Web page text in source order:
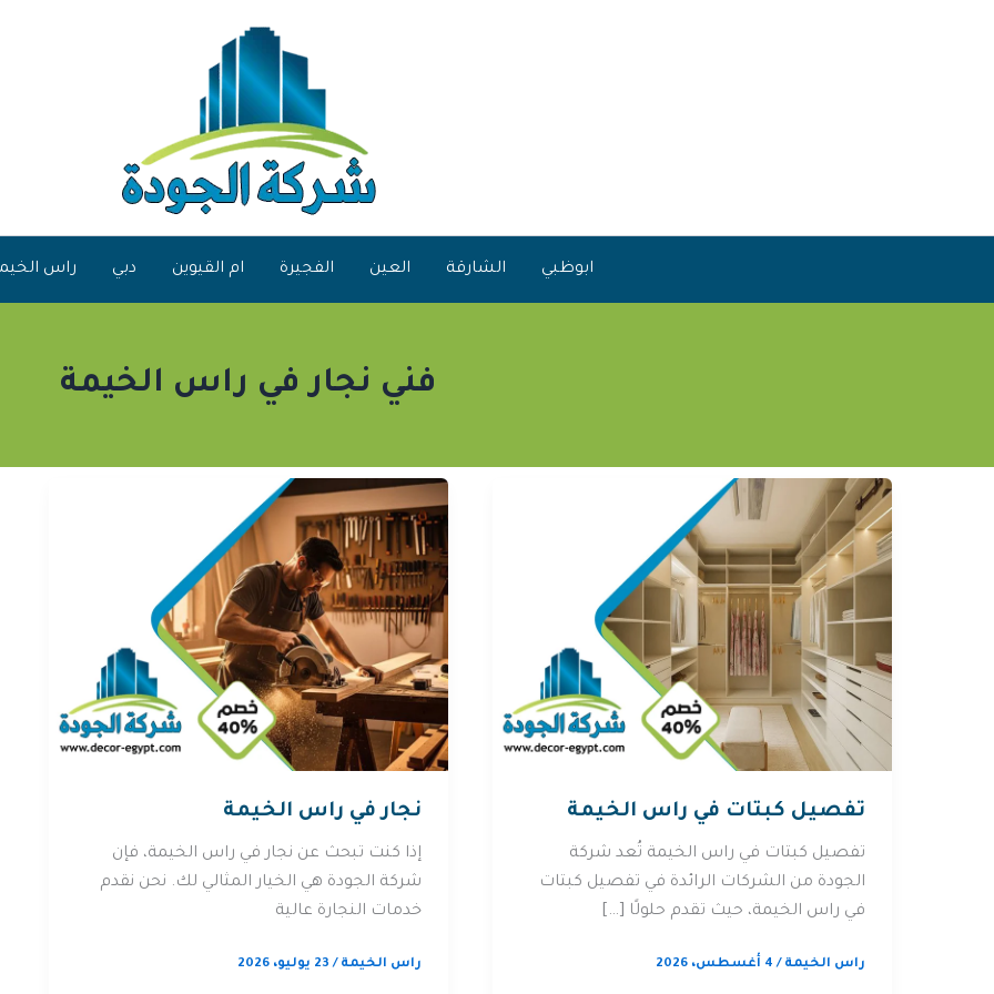
ابوظبي الشارقة العين الفجيرة ام القيوين دبي راس
فني نجار في راس الخيمة
تفصيل كبتات في راس الخيمة
تفصيل كبتات في راس الخيمة تُعد شركة
الجودة من الشركات الرائدة في تفصيل كبتات
في راس الخيمة، حيث تقدم حلولًا […]
راس الخيمة / 4 أغسطس، 2026
نجار في راس الخيمة
إذا كنت تبحث عن نجار في راس الخيمة، فإن
شركة الجودة هي الخيار المثالي لك. نحن نقدم
خدمات النجارة عالية
راس الخيمة / 23 يوليو، 2026